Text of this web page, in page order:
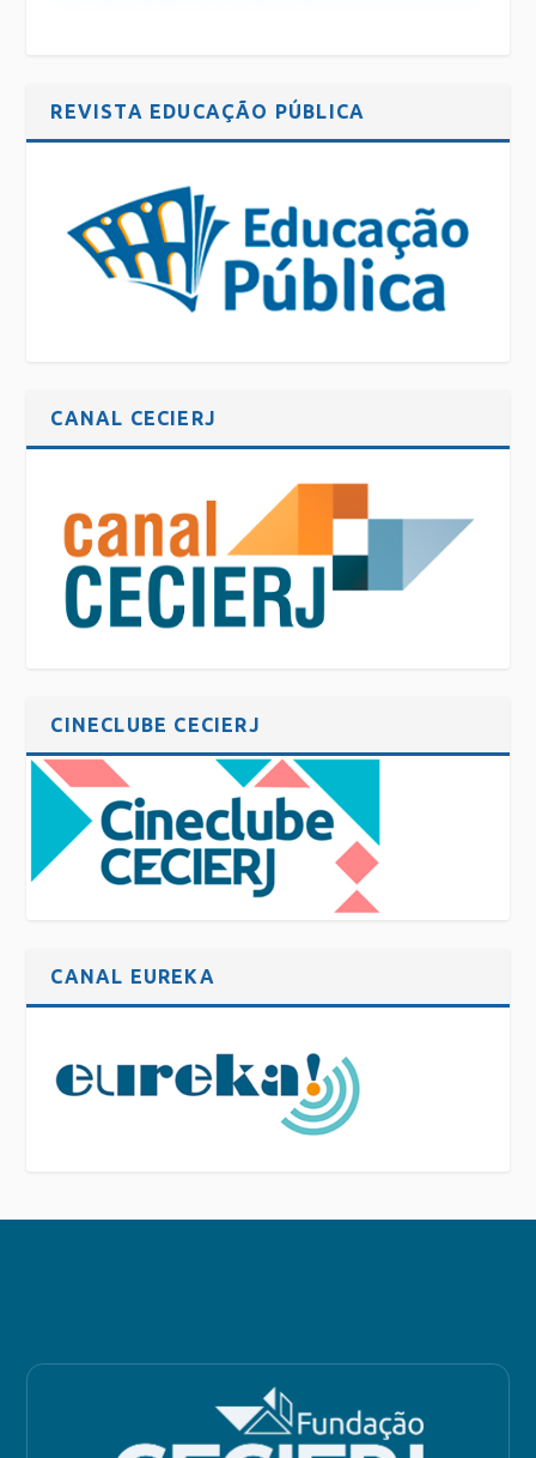
REVISTA EDUCAÇÃO PÚBLICA
CANAL CECIERJ
CINECLUBE CECIERJ
CANAL EUREKA